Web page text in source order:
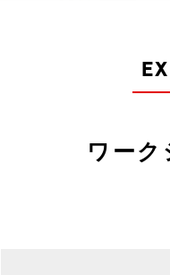
EXHIBITOR
MOVIEワーク